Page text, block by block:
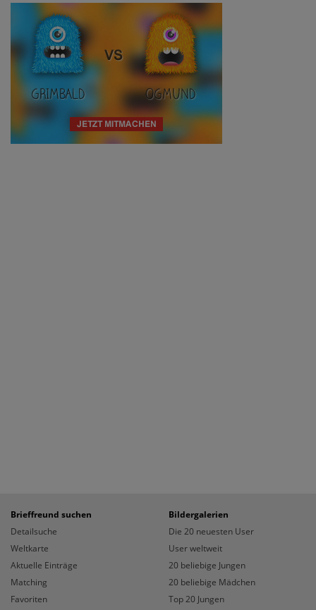
Brieffreund suchen
Detailsuche
Weltkarte
Aktuelle Einträge
Matching
Favoriten
Bildergalerien
Die 20 neuesten User
User weltweit
20 beliebige Jungen
20 beliebige Mädchen
Top 20 Jungen